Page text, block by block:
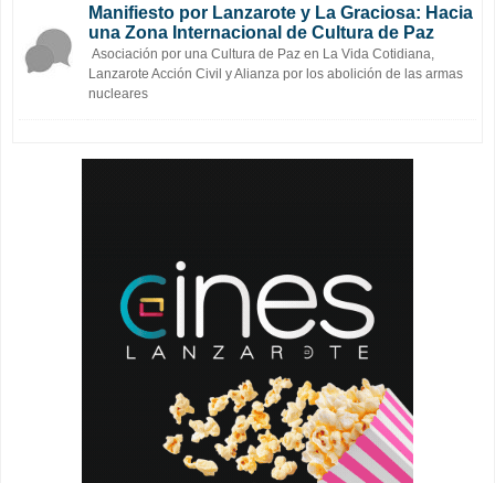
Manifiesto por Lanzarote y La Graciosa: Hacia
una Zona Internacional de Cultura de Paz
Asociación por una Cultura de Paz en La Vida Cotidiana,
Lanzarote Acción Civil y Alianza por los abolición de las armas
nucleares